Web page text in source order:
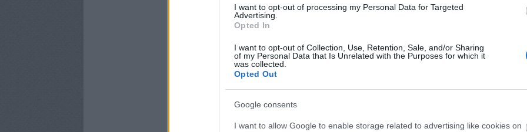
I want to opt-out of processing my Personal Data for Targeted
Advertising.
Opted In
I want to opt-out of Collection, Use, Retention, Sale, and/or Sharing
of my Personal Data that Is Unrelated with the Purposes for which it
was collected.
Opted Out
Google consents
I want to allow Google to enable storage related to advertising like cookies on
A